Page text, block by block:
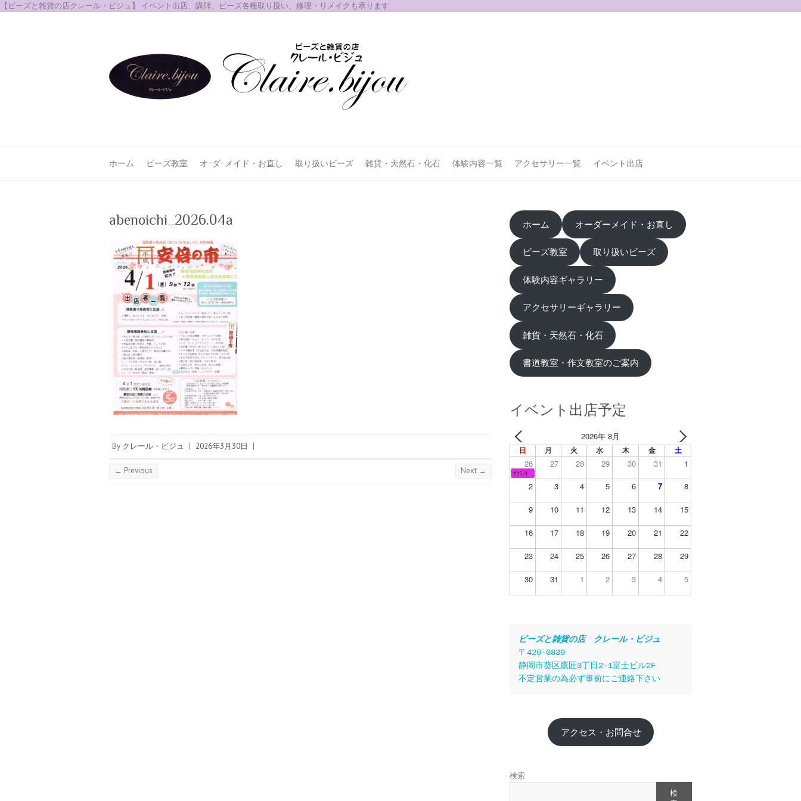
【ビーズと雑貨の店クレール・ビジュ】 イベント出店、講師、ビーズ各種取り扱い、修理・リメイクも承ります
ホーム ビーズ教室 オｰダｰメイド・お直し 取り扱いビーズ 雑貨・天然石・化石 体験内容一覧 アクセサリー一覧 イベント出店
abenoichi_2026.04a
By クレール・ビジュ | 2026年3月30日 |
← Previous Next →
ホーム オーダーメイド・お直し
ビーズ教室 取り扱いビーズ
体験内容ギャラリー
アクセサリーギャラリー
雑貨・天然石・化石
書道教室・作文教室のご案内
イベント出店予定
2026年 8月
日 月 火 水 木 金 土
26 27 28 29 30 31 1
ｻｸﾗﾉｷ
2 3 4 5 6 7 8
9 10 11 12 13 14 15
16 17 18 19 20 21 22
23 24 25 26 27 28 29
30 31 1 2 3 4 5
ビーズと雑貨の店　クレール・ビジュ
〒420-0839
静岡市葵区鷹匠3丁目2-1富士ビル2F
不定営業の為必ず事前にご連絡下さい
アクセス・お問合せ
検索
検